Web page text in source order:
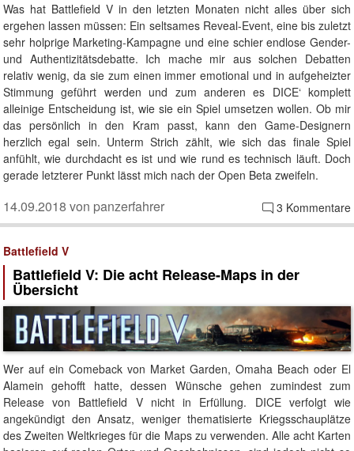
Was hat Battlefield V in den letzten Monaten nicht alles über sich
ergehen lassen müssen: Ein seltsames Reveal-Event, eine bis zuletzt
sehr holprige Marketing-Kampagne und eine schier endlose Gender-
und Authentizitätsdebatte. Ich mache mir aus solchen Debatten
relativ wenig, da sie zum einen immer emotional und in aufgeheizter
Stimmung geführt werden und zum anderen es DICE‘ komplett
alleinige Entscheidung ist, wie sie ein Spiel umsetzen wollen. Ob mir
das persönlich in den Kram passt, kann den Game-Designern
herzlich egal sein. Unterm Strich zählt, wie sich das finale Spiel
anfühlt, wie durchdacht es ist und wie rund es technisch läuft. Doch
gerade letzterer Punkt lässt mich nach der Open Beta zweifeln.
3 Kommentare
14.09.2018 von panzerfahrer
Battlefield V
Battlefield V: Die acht Release-Maps in der
Übersicht
Wer auf ein Comeback von Market Garden, Omaha Beach oder El
Alamein gehofft hatte, dessen Wünsche gehen zumindest zum
Release von Battlefield V nicht in Erfüllung. DICE verfolgt wie
angekündigt den Ansatz, weniger thematisierte Kriegsschauplätze
des Zweiten Weltkrieges für die Maps zu verwenden. Alle acht Karten